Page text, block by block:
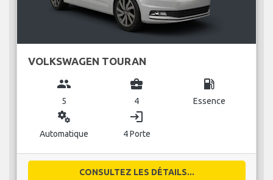
VOLKSWAGEN TOURAN
group
5
business_center
4
local_gas_station
Essence
miscellaneous_services
Automatique
login
4 Porte
CONSULTEZ LES DÉTAILS...